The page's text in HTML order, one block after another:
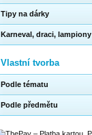
Tipy na dárky
Karneval, draci, lampiony
Vlastní tvorba
Podle tématu
Podle předmětu